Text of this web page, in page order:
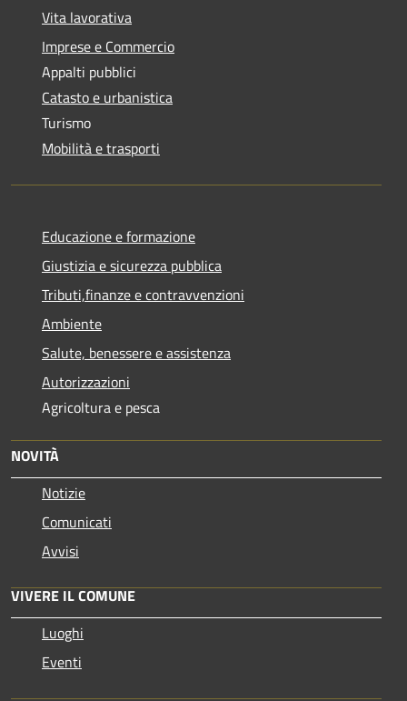
Vita lavorativa
Imprese e Commercio
Appalti pubblici
Catasto e urbanistica
Turismo
Mobilità e trasporti
Educazione e formazione
Giustizia e sicurezza pubblica
Tributi,finanze e contravvenzioni
Ambiente
Salute, benessere e assistenza
Autorizzazioni
Agricoltura e pesca
NOVITÀ
Notizie
Comunicati
Avvisi
VIVERE IL COMUNE
Luoghi
Eventi